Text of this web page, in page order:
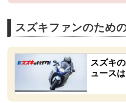
スズキファンのため
スズキ
ュース